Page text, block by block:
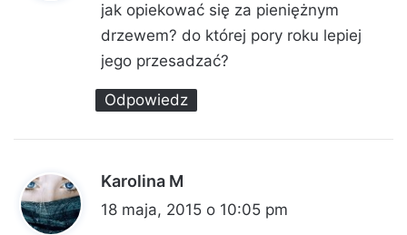
z
e
jak opiekować się za pieniężnym
drzewem? do której pory roku lepiej
jego przesadzać?
Odpowiedz
Karolina M
i
18 maja, 2015 o 10:05 pm